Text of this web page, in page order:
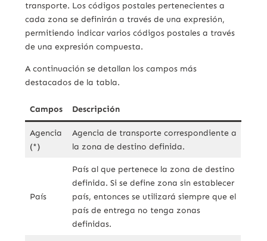
transporte. Los códigos postales pertenecientes a
cada zona se definirán a través de una expresión,
permitiendo indicar varios códigos postales a través
de una expresión compuesta.
A continuación se detallan los campos más
destacados de la tabla.
Campos Descripción
Agencia
(*)
Agencia de transporte correspondiente a
la zona de destino definida.
País
País al que pertenece la zona de destino
definida. Si se define zona sin establecer
país, entonces se utilizará siempre que el
país de entrega no tenga zonas
definidas.